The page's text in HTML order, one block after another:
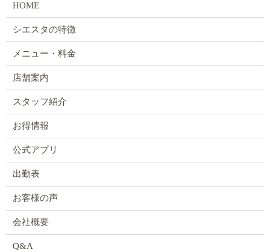
HOME
シエスタの特徴
メニュー・料金
店舗案内
スタッフ紹介
お得情報
公式アプリ
出勤表
お客様の声
会社概要
Q&A